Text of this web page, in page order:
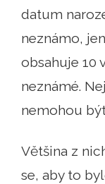
datum
neznámo,
obsahuje 10
neznámé.
nemohou
Většina z
se, aby to